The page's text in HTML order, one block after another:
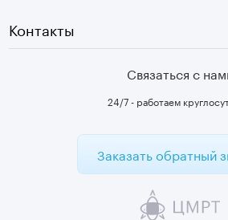
Контакты
Связаться с
24/7 - работаем
Заказать обратный